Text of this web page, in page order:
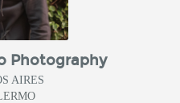
Photography
AIRES